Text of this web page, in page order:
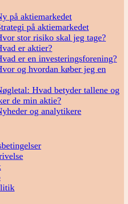
på aktiemarkedet
på aktiemarkedet
stor risiko skal jeg tage?
er aktier?
er en investeringsforening?
og hvordan køber jeg en
Hvad betyder tallene og
de min aktie?
og analytikere